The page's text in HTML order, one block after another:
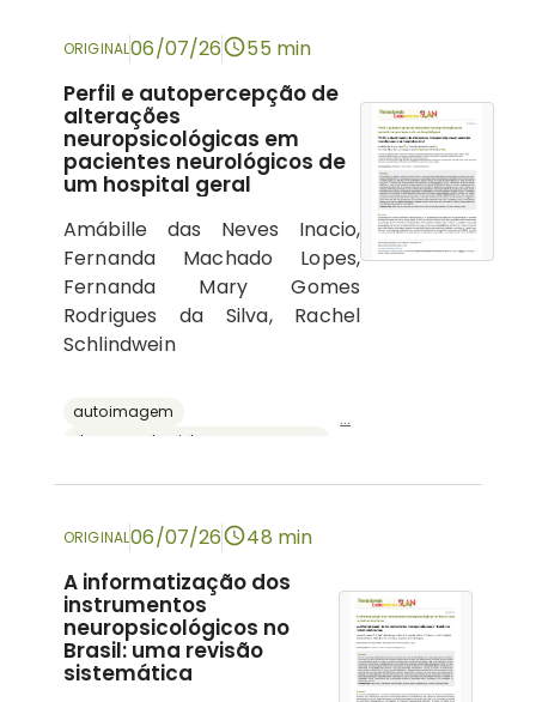
ORIGINAL06/07/26 55 min
Perfil e autopercepção de
alterações
neuropsicológicas em
pacientes neurológicos de
um hospital geral
Amábille das Neves Inacio,
Fernanda Machado Lopes,
Fernanda Mary Gomes
Rodrigues da Silva, Rachel
Schlindwein
autoimagem
...
ORIGINAL06/07/26 48 min
A informatização dos
instrumentos
neuropsicológicos no
Brasil: uma revisão
sistemática